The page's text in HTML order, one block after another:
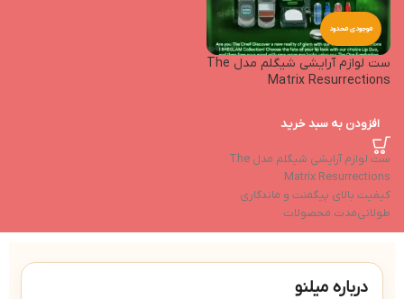
موجودی محدود
ست لوازم آرایشی شیگلم مدل The
Matrix Resurrections
افزودن به سبد خرید
ست لوازم آرایشی شیگلم مدل The
Matrix Resurrections
کیفیت بالای پیگمنت و ماندگاری
طولانی‌مدت محصولات
محدود و کلکسیونی
هنری
درباره میلنو